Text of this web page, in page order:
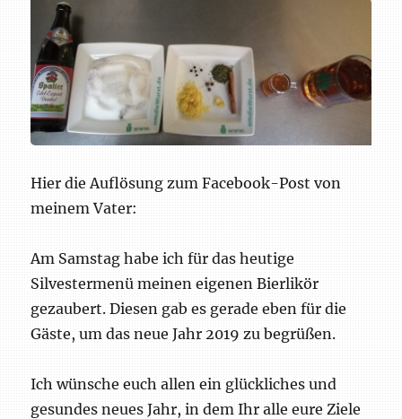
Hier die Auflösung zum Facebook-Post von
meinem Vater:
Am Samstag habe ich für das heutige
Silvestermenü meinen eigenen Bierlikör
gezaubert. Diesen gab es gerade eben für die
Gäste, um das neue Jahr 2019 zu begrüßen.
Ich wünsche euch allen ein glückliches und
gesundes neues Jahr, in dem Ihr alle eure Ziele